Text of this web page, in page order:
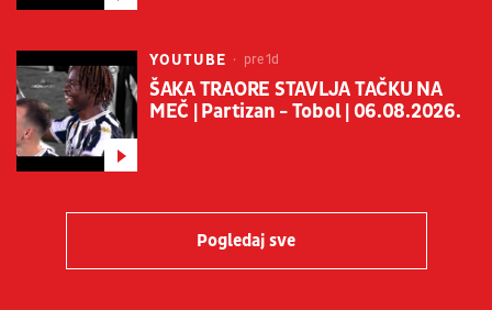
YOUTUBE pre 1d
ŠAKA TRAORE STAVLJA TAČKU NA
MEČ | Partizan - Tobol | 06.08.2026.
Pogledaj sve